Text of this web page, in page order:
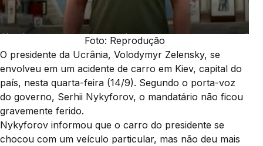
Foto: Reprodução
O presidente da Ucrânia, Volodymyr Zelensky, se
envolveu em um acidente de carro em Kiev, capital do
país, nesta quarta-feira (14/9). Segundo o porta-voz
do governo, Serhii Nykyforov, o mandatário não ficou
gravemente ferido.
Nykyforov informou que o carro do presidente se
chocou com um veículo particular, mas não deu mais